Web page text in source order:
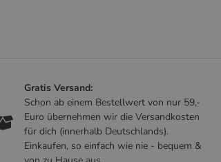
Gratis Versand:
Schon ab einem Bestellwert von nur 59,-
Euro übernehmen wir die Versandkosten
für dich (innerhalb Deutschlands).
Einkaufen, so einfach wie nie - bequem &